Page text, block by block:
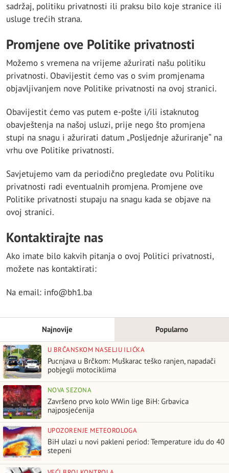
sadržaj, politiku privatnosti ili praksu bilo koje stranice ili
usluge trećih strana.
Promjene ove Politike privatnosti
Možemo s vremena na vrijeme ažurirati našu politiku
privatnosti. Obavijestit ćemo vas o svim promjenama
objavljivanjem nove Politike privatnosti na ovoj stranici.
Obavijestit ćemo vas putem e-pošte i/ili istaknutog
obavještenja na našoj usluzi, prije nego što promjena
stupi na snagu i ažurirati datum „Posljednje ažuriranje“ na
vrhu ove Politike privatnosti.
Savjetujemo vam da periodično pregledate ovu Politiku
privatnosti radi eventualnih promjena. Promjene ove
Politike privatnosti stupaju na snagu kada se objave na
ovoj stranici.
Kontaktirajte nas
Ako imate bilo kakvih pitanja o ovoj Politici privatnosti,
možete nas kontaktirati:
Na email: info@bh1.ba
Najnovije Popularno
U BRČANSKOM NASELJU ILIĆKA
Pucnjava u Brčkom: Muškarac teško ranjen, napadači
pobjegli motociklima
NOVA SEZONA
Završeno prvo kolo WWin lige BiH: Grbavica
najposjećenija
UPOZORENJE METEOROLOGA
BiH ulazi u novi pakleni period: Temperature idu do 40
stepeni